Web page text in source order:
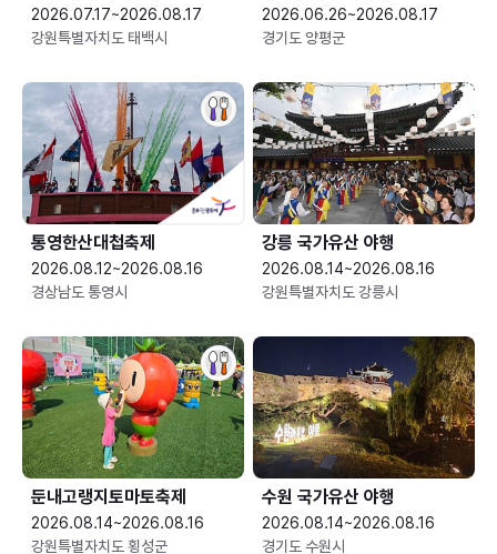
2026.07.17~2026.08.17
강원특별자치도 태백시
2026.06.26~2026.08.17
경기도 양평군
통영한산대첩축제
2026.08.12~2026.08.16
경상남도 통영시
강릉 국가유산 야행
2026.08.14~2026.08.16
강원특별자치도 강릉시
둔내고랭지토마토축제
2026.08.14~2026.08.16
강원특별자치도 횡성군
수원 국가유산 야행
2026.08.14~2026.08.16
경기도 수원시